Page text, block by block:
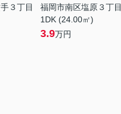
３丁目
福岡市南区塩原３丁目
1DK (24.00㎡)
3.9万円